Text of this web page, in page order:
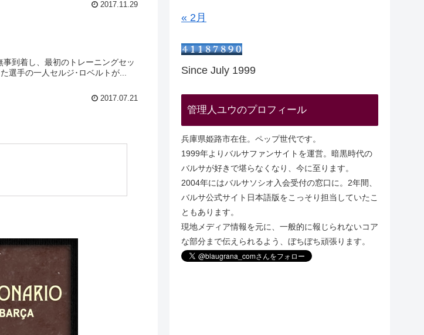
2017.11.29
到着し、最初のトレーニングセッ
選手の一人セルジ･ロベルトが...
2017.07.21
« 2月
Since July 1999
管理人ユウのプロフィール
兵庫県姫路市在住。ペップ世代です。
1999年よりバルサファンサイトを運営。暗黒時代の
バルサが好きで堪らなくなり、今に至ります。
2004年にはバルサソシオ入会受付の窓口に。2年間、
バルサ公式サイト日本語版をこっそり担当していたこ
ともあります。
現地メディア情報を元に、一般的に報じられないコア
な部分まで伝えられるよう、ぼちぼち頑張ります。